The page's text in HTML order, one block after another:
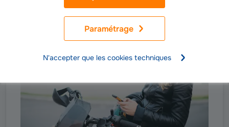
Paramétrage
N'accepter que les cookies techniques